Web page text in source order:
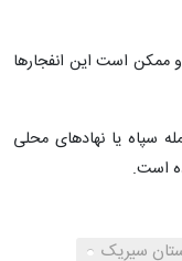
ممکن است این انفجارها
سپاه یا نهادهای محلی
است.
سیریک